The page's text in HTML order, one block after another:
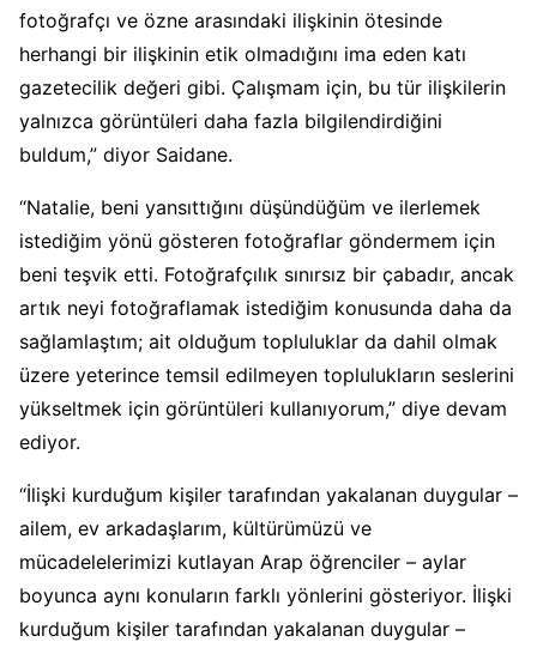
fotoğrafçı ve özne arasındaki ilişkinin ötesinde
herhangi bir ilişkinin etik olmadığını ima eden katı
gazetecilik değeri gibi. Çalışmam için, bu tür ilişkilerin
yalnızca görüntüleri daha fazla bilgilendirdiğini
buldum,” diyor Saidane.
“Natalie, beni yansıttığını düşündüğüm ve ilerlemek
istediğim yönü gösteren fotoğraflar göndermem için
beni teşvik etti. Fotoğrafçılık sınırsız bir çabadır, ancak
artık neyi fotoğraflamak istediğim konusunda daha da
sağlamlaştım; ait olduğum topluluklar da dahil olmak
üzere yeterince temsil edilmeyen toplulukların seslerini
yükseltmek için görüntüleri kullanıyorum,” diye devam
ediyor.
“İlişki kurduğum kişiler tarafından yakalanan duygular –
ailem, ev arkadaşlarım, kültürümüzü ve
mücadelelerimizi kutlayan Arap öğrenciler – aylar
boyunca aynı konuların farklı yönlerini gösteriyor. İlişki
kurduğum kişiler tarafından yakalanan duygular –